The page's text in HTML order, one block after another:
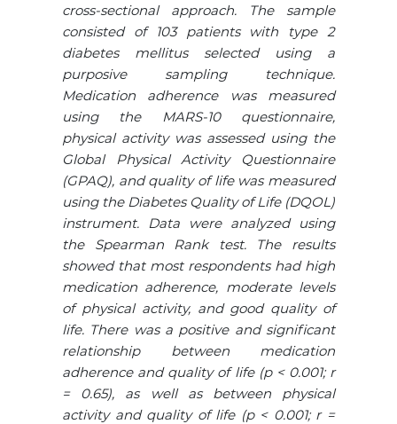
cross-sectional approach. The sample
consisted of 103 patients with type 2
diabetes mellitus selected using a
purposive sampling technique.
Medication adherence was measured
using the MARS-10 questionnaire,
physical activity was assessed using the
Global Physical Activity Questionnaire
(GPAQ), and quality of life was measured
using the Diabetes Quality of Life (DQOL)
instrument. Data were analyzed using
the Spearman Rank test. The results
showed that most respondents had high
medication adherence, moderate levels
of physical activity, and good quality of
life. There was a positive and significant
relationship between medication
adherence and quality of life (p < 0.001; r
= 0.65), as well as between physical
activity and quality of life (p < 0.001; r =